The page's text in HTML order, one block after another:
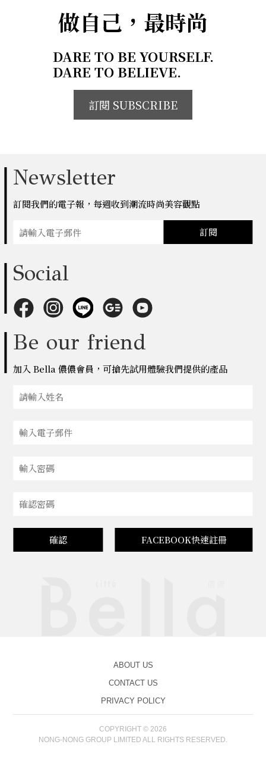
做自己，最時尚
DARE TO BE YOURSELF.
DARE TO BELIEVE.
訂閱 SUBSCRIBE
Newsletter
訂閱我們的電子報，每週收到潮流時尚美容觀點
訂閱
Social
Be our friend
加入 Bella 儂儂會員，可搶先試用體驗我們提供的產品
確認 FACEBOOK快速註冊
ABOUT US
CONTACT US
PRIVACY POLICY
COPYRIGHT © 2026
NONG-NONG GROUP LIMITED ALL RIGHTS RESERVED.